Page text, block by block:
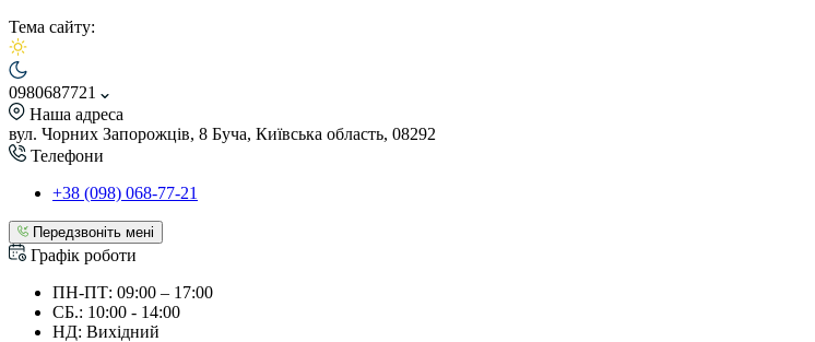
Тема сайту:
0980687721
Наша адреса
вул. Чорних Запорожців, 8 Буча, Київська область, 08292
Телефони
+38 (098) 068-77-21
Передзвоніть мені
Графік роботи
ПН-ПТ: 09:00 – 17:00
СБ.: 10:00 - 14:00
НД: Вихідний